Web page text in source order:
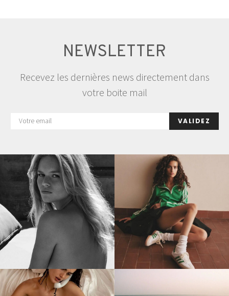
NEWSLETTER
Recevez les dernières news directement dans
votre boite mail
VALIDEZ